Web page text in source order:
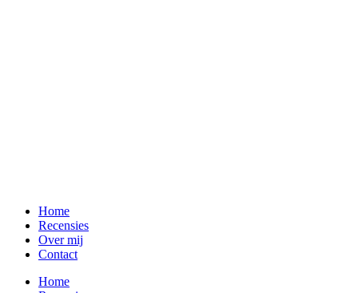
Home
Recensies
Over mij
Contact
Home